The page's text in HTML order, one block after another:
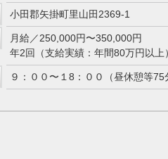
小田郡矢掛町里山田2369-1
月給／250,000円〜350,000円
年2回（支給実績：年間80万円以上
９：００〜１8：００（昼休憩等75